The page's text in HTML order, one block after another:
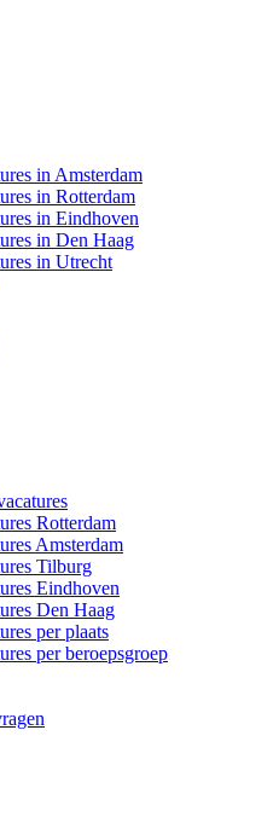
in Amsterdam
in Rotterdam
in Eindhoven
in Den Haag
in Utrecht
Rotterdam
Amsterdam
Tilburg
Eindhoven
Den Haag
per plaats
per beroepsgroep